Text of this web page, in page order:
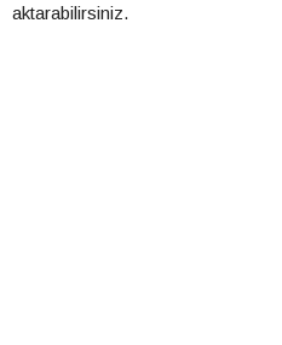
aktarabilirsiniz.